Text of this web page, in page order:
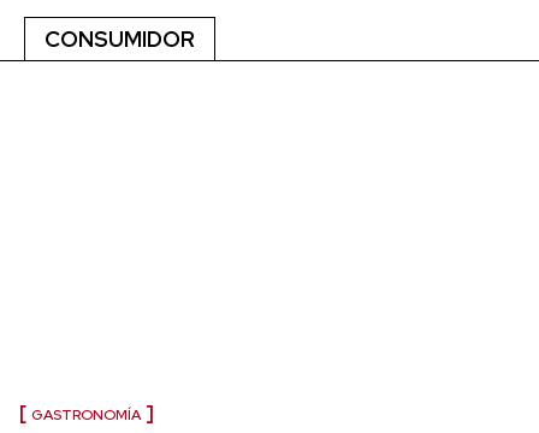
CONSUMIDOR
GASTRONOMÍA